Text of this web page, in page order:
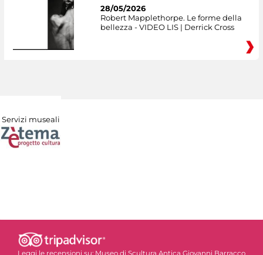
28/05/2026
Robert Mapplethorpe. Le forme della
bellezza - VIDEO LIS | Derrick Cross
Servizi museali